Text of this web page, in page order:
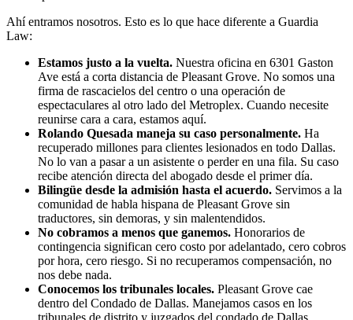
Ahí entramos nosotros. Esto es lo que hace diferente a Guardia
Law:
Estamos justo a la vuelta. Nuestra oficina en 6301 Gaston
Ave está a corta distancia de Pleasant Grove. No somos una
firma de rascacielos del centro o una operación de
espectaculares al otro lado del Metroplex. Cuando necesite
reunirse cara a cara, estamos aquí.
Rolando Quesada maneja su caso personalmente. Ha
recuperado millones para clientes lesionados en todo Dallas.
No lo van a pasar a un asistente o perder en una fila. Su caso
recibe atención directa del abogado desde el primer día.
Bilingüe desde la admisión hasta el acuerdo. Servimos a la
comunidad de habla hispana de Pleasant Grove sin
traductores, sin demoras, y sin malentendidos.
No cobramos a menos que ganemos. Honorarios de
contingencia significan cero costo por adelantado, cero cobros
por hora, cero riesgo. Si no recuperamos compensación, no
nos debe nada.
Conocemos los tribunales locales. Pleasant Grove cae
dentro del Condado de Dallas. Manejamos casos en los